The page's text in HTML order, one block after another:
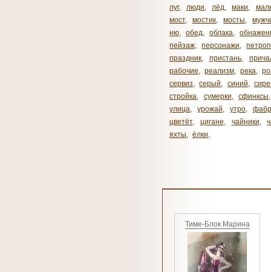
луг, люди, лёд, маки,
мост, мостик, мосты,
ню, обед, облака,
пейзаж, персонажи,
праздник, пристань,
рабочие, реализм, река,
сервиз, серый, синий,
стройка, сумерки, сфинксы
улица, урожай, утро,
цветёт, цигане, чайники,
яхты, ёлки,
Тиме-Блок Марина